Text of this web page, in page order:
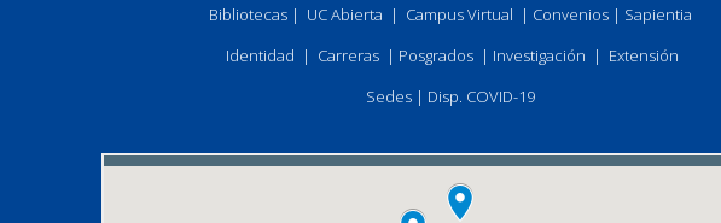
Bibliotecas| UC Abierta | Campus Virtual | Convenios| Sapientia
Identidad | Carreras| Posgrados| Investigación | Extensión
Sedes| Disp. COVID-19